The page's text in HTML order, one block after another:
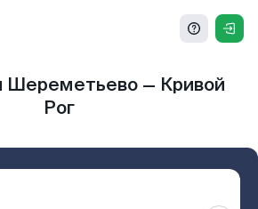
Шереметьево — Кривой
Рог